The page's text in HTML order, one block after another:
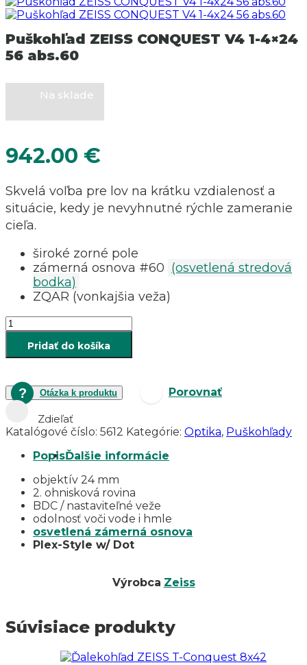
Puškohľad ZEISS CONQUEST V4 1-4×24
56 abs.60
Na sklade
942.00 €
Skvelá voľba pre lov na krátku vzdialenosť a
situácie, kedy je nevyhnutné rýchle zameranie
cieľa.
široké zorné pole
zámerná osnova #60 (osvetlená stredová
bodka)
ZQAR (vonkajšia veža)
množstvo
Puškohľad
ZEISS
CONQUEST
1-
4x24
abs.60
Pridať do košíka
Otázka k produktu Porovnať
Zdieľať
Katalógové číslo: 5612 Kategórie: Optika, Puškohľady
PopisĎalšie informácie
objektív 24 mm
2. ohnisková rovina
BDC / nastaviteľné veže
odolnosť voči vode i hmle
osvetlená zámerná osnova
Plex-Style w/ Dot
Výrobca Zeiss
Súvisiace produkty